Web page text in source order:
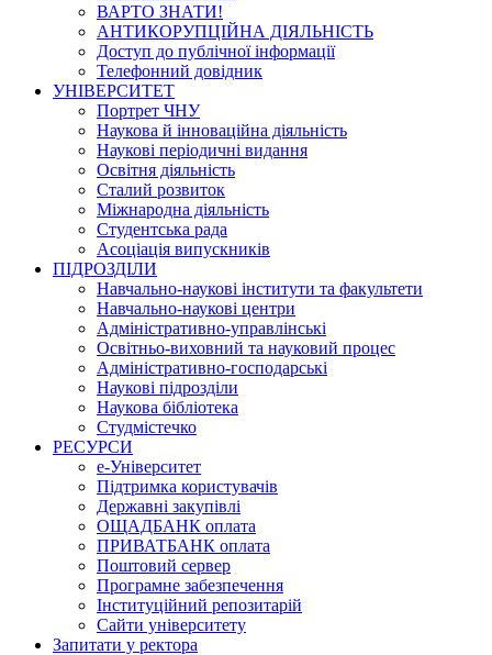
ВАРТО ЗНАТИ!
АНТИКОРУПЦІЙНА ДІЯЛЬНІСТЬ
Доступ до публічної інформації
Телефонний довідник
УНІВЕРСИТЕТ
Портрет ЧНУ
Наукова й інноваційна діяльність
Наукові періодичні видання
Освітня діяльність
Сталий розвиток
Міжнародна діяльність
Студентська рада
Асоціація випускників
ПІДРОЗДІЛИ
Навчально-наукові інститути та факультети
Навчально-наукові центри
Адміністративно-управлінські
Освітньо-виховний та науковий процес
Адміністративно-господарські
Наукові підрозділи
Наукова бібліотека
Студмістечко
РЕСУРСИ
е-Університет
Підтримка користувачів
Державні закупівлі
ОЩАДБАНК оплата
ПРИВАТБАНК оплата
Поштовий сервер
Програмне забезпечення
Інституційний репозитарій
Сайти університету
Запитати у ректора